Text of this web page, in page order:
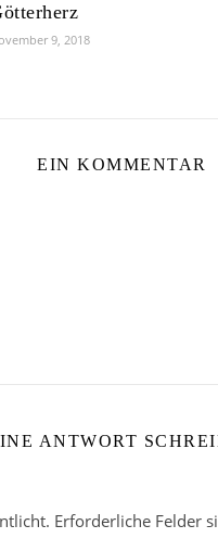
9, 2018
EIN KOMMENTAR
ANTWORT
Erforderliche Felder